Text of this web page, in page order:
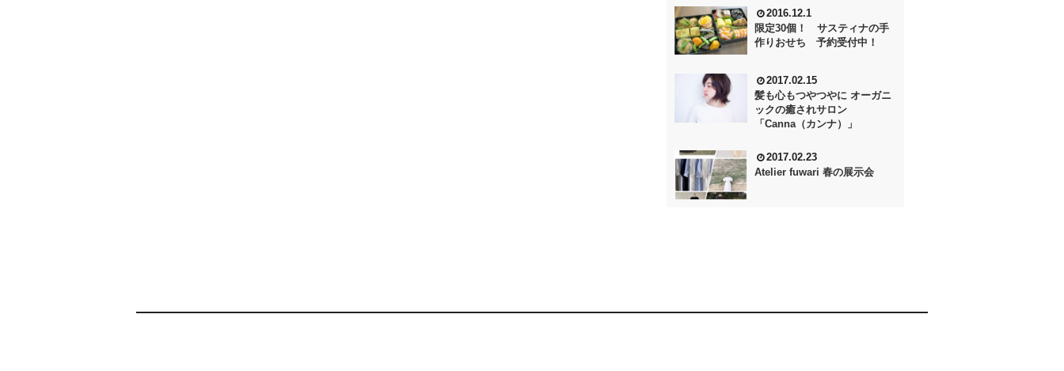
2016.12.1
限定30個！ サスティナの手
作りおせち 予約受付中！
2017.02.15
髪も心もつやつやに オーガニ
ックの癒されサロン
「Canna（カンナ）」
2017.02.23
Atelier fuwari 春の展示会